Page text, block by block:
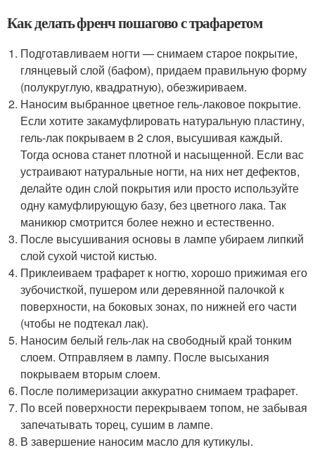
Как делать френч пошагово с трафаретом
Подготавливаем ногти — снимаем старое покрытие,
глянцевый слой (бафом), придаем правильную форму
(полукруглую, квадратную), обезжириваем.
Наносим выбранное цветное гель-лаковое покрытие.
Если хотите закамуфлировать натуральную пластину,
гель-лак покрываем в 2 слоя, высушивая каждый.
Тогда основа станет плотной и насыщенной. Если вас
устраивают натуральные ногти, на них нет дефектов,
делайте один слой покрытия или просто используйте
одну камуфлирующую базу, без цветного лака. Так
маникюр смотрится более нежно и естественно.
После высушивания основы в лампе убираем липкий
слой сухой чистой кистью.
Приклеиваем трафарет к ногтю, хорошо прижимая его
зубочисткой, пушером или деревянной палочкой к
поверхности, на боковых зонах, по нижней его части
(чтобы не подтекал лак).
Наносим белый гель-лак на свободный край тонким
слоем. Отправляем в лампу. После высыхания
покрываем вторым слоем.
После полимеризации аккуратно снимаем трафарет.
По всей поверхности перекрываем топом, не забывая
запечатывать торец, сушим в лампе.
В завершение наносим масло для кутикулы.